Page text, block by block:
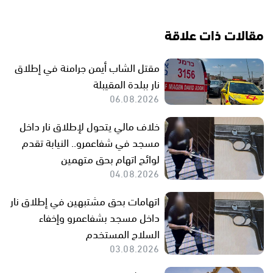
مقالات ذات علاقة
مقتل الشاب أيمن جرامنة في إطلاق
نار ببلدة المقيبلة
06.08.2026
خلاف مالي يتحول لإطلاق نار داخل
مسجد في شفاعمرو.. النيابة تقدم
لوائح اتهام بحق متهمين
04.08.2026
اتهامات بحق مشتبهين في إطلاق نار
داخل مسجد بشفاعمرو وإخفاء
السلاح المستخدم
03.08.2026